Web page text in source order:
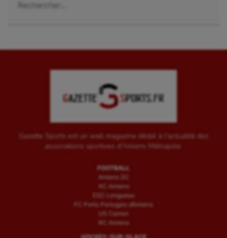
Gazette Sports est un web magazine dédié à l'actualité des
associations sportives d'Amiens Métropole.
FOOTBALL
Amiens SC
AC Amiens
ESC Longueau
FC Porto Portugais d’Amiens
US Camon
RC Amiens